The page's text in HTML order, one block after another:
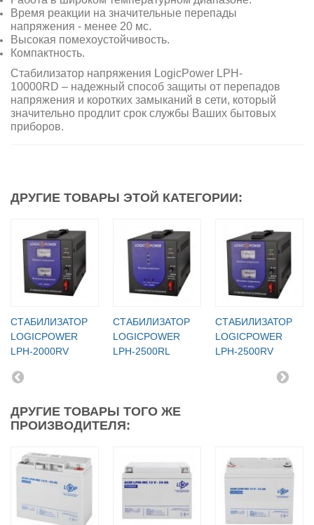
Время реакции на значительные перепады
напряжения - менее 20 мс.
Высокая помехоустойчивость.
Компактность.
Стабилизатор напряжения LogicPower LPH-
10000RD – надежный способ защиты от перепадов
напряжения и коротких замыканий в сети, который
значительно продлит срок службы Ваших бытовых
приборов.
ДРУГИЕ ТОВАРЫ ЭТОЙ КАТЕГОРИИ:
СТАБИЛИЗАТОР
LOGICPOWER
LPH-2000RV
СТАБИЛИЗАТОР
LOGICPOWER
LPH-2500RL
СТАБИЛИЗАТОР
LOGICPOWER
LPH-2500RV
ДРУГИЕ ТОВАРЫ ТОГО ЖЕ
ПРОИЗВОДИТЕЛЯ: